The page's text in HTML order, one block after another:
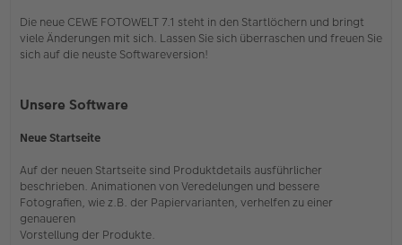
Sy
e
s
n
e
e
i
r
g
Die neue CEWE FOTOWELT 7.1 steht in den Startlöchern und bringt
viele Änderungen mit sich. Lassen Sie sich überraschen und freuen Sie
sich auf die neuste Softwareversion!
Unsere Software
Neue Startseite
Auf der neuen Startseite sind Produktdetails ausführlicher
beschrieben. Animationen von Veredelungen und bessere
Fotografien, wie z.B. der Papiervarianten, verhelfen zu einer
genaueren
Vorstellung der Produkte.